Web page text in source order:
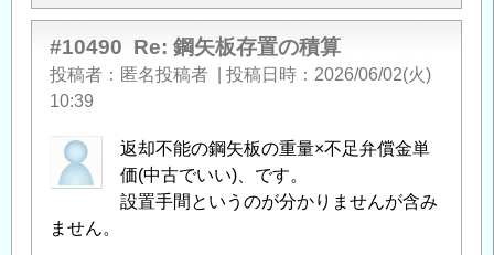
#10490 Re: 鋼矢板存置の積算
投稿者 匿名投稿者 投稿日時
2026/06/02(火)
10:39
返却不能の鋼矢板の重量×不足弁償金単
価(中古でいい)、です。
設置手間というのが分かりませんが含み
ません。